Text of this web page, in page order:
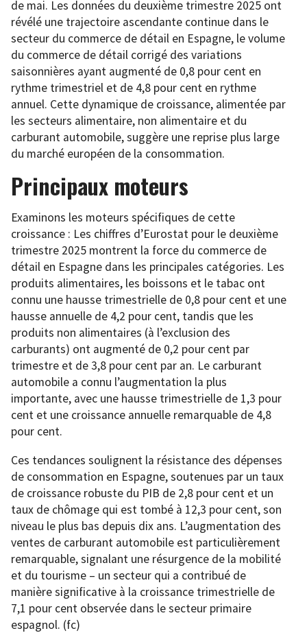
de mai. Les données du deuxième trimestre 2025 ont
révélé une trajectoire ascendante continue dans le
secteur du commerce de détail en Espagne, le volume
du commerce de détail corrigé des variations
saisonnières ayant augmenté de 0,8 pour cent en
rythme trimestriel et de 4,8 pour cent en rythme
annuel. Cette dynamique de croissance, alimentée par
les secteurs alimentaire, non alimentaire et du
carburant automobile, suggère une reprise plus large
du marché européen de la consommation.
Principaux moteurs
Examinons les moteurs spécifiques de cette
croissance : Les chiffres d’Eurostat pour le deuxième
trimestre 2025 montrent la force du commerce de
détail en Espagne dans les principales catégories. Les
produits alimentaires, les boissons et le tabac ont
connu une hausse trimestrielle de 0,8 pour cent et une
hausse annuelle de 4,2 pour cent, tandis que les
produits non alimentaires (à l’exclusion des
carburants) ont augmenté de 0,2 pour cent par
trimestre et de 3,8 pour cent par an. Le carburant
automobile a connu l’augmentation la plus
importante, avec une hausse trimestrielle de 1,3 pour
cent et une croissance annuelle remarquable de 4,8
pour cent.
Ces tendances soulignent la résistance des dépenses
de consommation en Espagne, soutenues par un taux
de croissance robuste du PIB de 2,8 pour cent et un
taux de chômage qui est tombé à 12,3 pour cent, son
niveau le plus bas depuis dix ans. L’augmentation des
ventes de carburant automobile est particulièrement
remarquable, signalant une résurgence de la mobilité
et du tourisme – un secteur qui a contribué de
manière significative à la croissance trimestrielle de
7,1 pour cent observée dans le secteur primaire
espagnol. (fc)